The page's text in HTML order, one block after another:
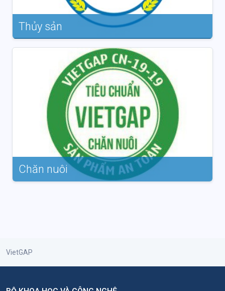
Thủy sản
Chăn nuôi
VietGAP